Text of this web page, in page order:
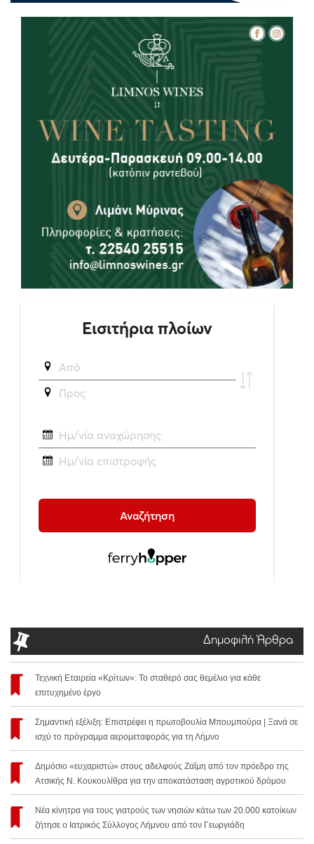
Δημοφιλή Άρθρα
Τεχνική Εταιρεία «Κρίτων»: Το σταθερό σας θεμέλιο για κάθε
επιτυχημένο έργο
Σημαντική εξέλιξη: Επιστρέφει η πρωτοβουλία Μπουμπούρα | Ξανά σε
ισχύ το πρόγραμμα αερομεταφοράς για τη Λήμνο
Δημόσιο «ευχαριστώ» στους αδελφούς Ζαΐμη από τον πρόεδρο της
Ατσικής Ν. Κουκουλίθρα για την αποκατάσταση αγροτικού δρόμου
Νέα κίνητρα για τους γιατρούς των νησιών κάτω των 20.000 κατοίκων
ζήτησε ο Ιατρικός Σύλλογος Λήμνου από τον Γεωργιάδη